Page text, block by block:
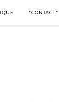
*CONTACT*